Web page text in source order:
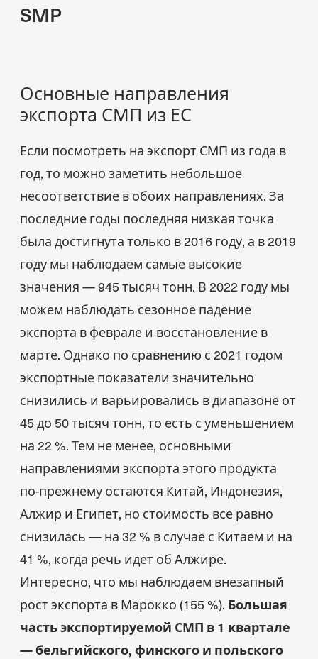
SMP
Основные направления
экспорта СМП из ЕС
Если посмотреть на экспорт СМП из года в
год, то можно заметить небольшое
несоответствие в обоих направлениях. За
последние годы последняя низкая точка
была достигнута только в 2016 году, а в 2019
году мы наблюдаем самые высокие
значения — 945 тысяч тонн. В 2022 году мы
можем наблюдать сезонное падение
экспорта в феврале и восстановление в
марте. Однако по сравнению с 2021 годом
экспортные показатели значительно
снизились и варьировались в диапазоне от
45 до 50 тысяч тонн, то есть с уменьшением
на 22 %. Тем не менее, основными
направлениями экспорта этого продукта
по-прежнему остаются Китай, Индонезия,
Алжир и Египет, но стоимость все равно
снизилась — на 32 % в случае с Китаем и на
41 %, когда речь идет об Алжире.
Интересно, что мы наблюдаем внезапный
рост экспорта в Марокко (155 %). Большая
часть экспортируемой СМП в 1 квартале
— бельгийского, финского и польского